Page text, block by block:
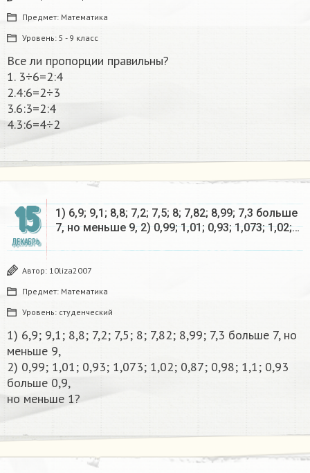
Предмет: Математика
Уровень: 5 - 9 класс
Все ли пропорции правильны?
1. 3÷6=2:4
2.4:6=2÷3
3.6:3=2:4
4.3:6=4÷2​
15
ДЕКАБРЬ
1) 6,9; 9,1; 8,8; 7,2; 7,5; 8; 7,82; 8,99; 7,3 больше
7, но меньше 9, 2) 0,99; 1,01; 0,93; 1,073; 1,02;…
Автор: 10liza2007
Предмет: Математика
Уровень: студенческий
1) 6,9; 9,1; 8,8; 7,2; 7,5; 8; 7,82; 8,99; 7,3 больше 7, но
меньше 9,
2) 0,99; 1,01; 0,93; 1,073; 1,02; 0,87; 0,98; 1,1; 0,93
больше 0,9,
но меньше 1?​